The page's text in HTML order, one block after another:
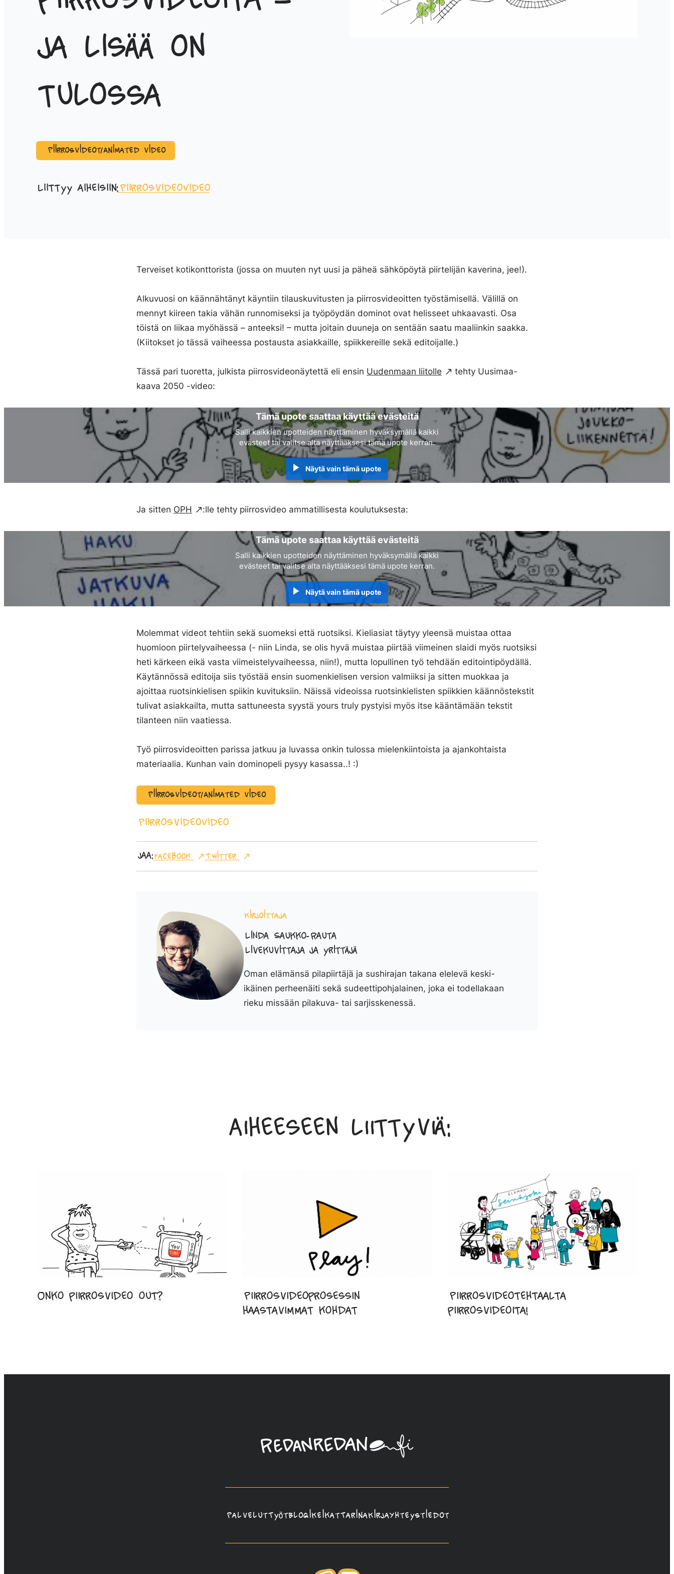
ja lisää on
tulossa
Piirrosvideot/Animated video
Liittyy aiheisiin:PiirrosvideoVideo
Terveiset kotikonttorista (jossa on muuten nyt uusi ja päheä sähköpöytä piirtelijän kaverina, jee!).
Alkuvuosi on käännähtänyt käyntiin tilauskuvitusten ja piirrosvideoitten työstämisellä. Välillä on
mennyt kiireen takia vähän runnomiseksi ja työpöydän dominot ovat helisseet uhkaavasti. Osa
töistä on liikaa myöhässä – anteeksi! – mutta joitain duuneja on sentään saatu maaliinkin saakka.
(Kiitokset jo tässä vaiheessa postausta asiakkaille, spiikkereille sekä editoijalle.)
Tässä pari tuoretta, julkista piirrosvideonäytettä eli ensin Uudenmaan liitolle
tehty Uusimaa-
kaava 2050 -video:
Tämä upote saattaa käyttää evästeitä
Salli kaikkien upotteiden näyttäminen hyväksymällä kaikki
evästeet tai valitse alta näyttääksesi tämä upote kerran.
Näytä vain tämä upote
Ja sitten OPH :lle tehty piirrosvideo ammatillisesta koulutuksesta:
Tämä upote saattaa käyttää evästeitä
Salli kaikkien upotteiden näyttäminen hyväksymällä kaikki
evästeet tai valitse alta näyttääksesi tämä upote kerran.
Näytä vain tämä upote
Molemmat videot tehtiin sekä suomeksi että ruotsiksi. Kieliasiat täytyy yleensä muistaa ottaa
huomioon piirtelyvaiheessa (- niin Linda, se olis hyvä muistaa piirtää viimeinen slaidi myös ruotsiksi
heti kärkeen eikä vasta viimeistelyvaiheessa, niin!), mutta lopullinen työ tehdään editointipöydällä.
Käytännössä editoija siis työstää ensin suomenkielisen version valmiiksi ja sitten muokkaa ja
ajoittaa ruotsinkielisen spiikin kuvituksiin. Näissä videoissa ruotsinkielisten spiikkien käännöstekstit
tulivat asiakkailta, mutta sattuneesta syystä yours truly pystyisi myös itse kääntämään tekstit
tilanteen niin vaatiessa.
Työ piirrosvideoitten parissa jatkuu ja luvassa onkin tulossa mielenkiintoista ja ajankohtaista
materiaalia. Kunhan vain dominopeli pysyy kasassa..! :)
Piirrosvideot/Animated video
PiirrosvideoVideo
Jaa:Facebook Twitter
Kirjoittaja
Linda Saukko-Rauta
Livekuvittaja ja yrittäjä
Oman elämänsä pilapiirtäjä ja sushirajan takana elelevä keski-
ikäinen perheenäiti sekä sudeettipohjalainen, joka ei todellakaan
rieku missään pilakuva- tai sarjisskenessä.
Aiheeseen liittyviä:
Onko piirrosvideo out?
Piirrosvideoprosessin
haastavimmat kohdat
Piirrosvideotehtaalta
piirrosvideoita!
Linda
Saukko-
PalvelutTyötBlogiKeikatTarinaKirjaYhteystiedot